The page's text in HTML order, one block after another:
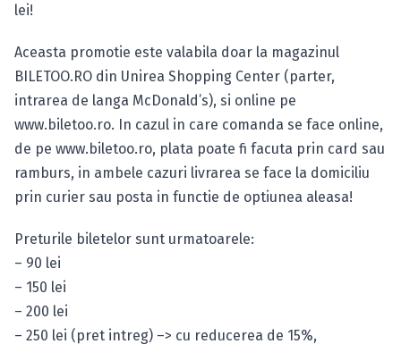
lei!
Aceasta promotie este valabila doar la magazinul
BILETOO.RO din Unirea Shopping Center (parter,
intrarea de langa McDonald’s), si online pe
www.biletoo.ro. In cazul in care comanda se face online,
de pe www.biletoo.ro, plata poate fi facuta prin card sau
ramburs, in ambele cazuri livrarea se face la domiciliu
prin curier sau posta in functie de optiunea aleasa!
Preturile biletelor sunt urmatoarele:
– 90 lei
– 150 lei
– 200 lei
– 250 lei (pret intreg) –> cu reducerea de 15%,